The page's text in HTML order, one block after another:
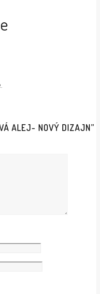
ALEJ- NOVÝ DIZAJN”